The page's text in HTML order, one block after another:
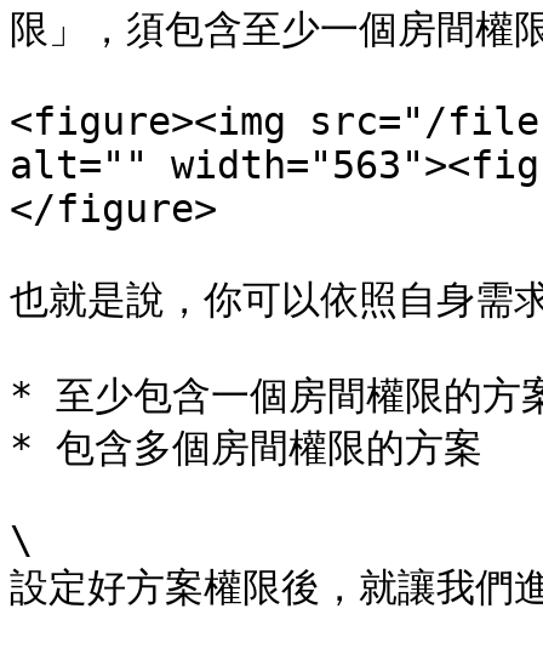
限」，須包含至少一個房間權
<figure><img src="/files/
alt=""
</figure>
也就是說，你可以依照自身需
* 至少包含一個房間權限的方
* 包含多個房間權限的方案
\
設定好方案權限後，就讓我們